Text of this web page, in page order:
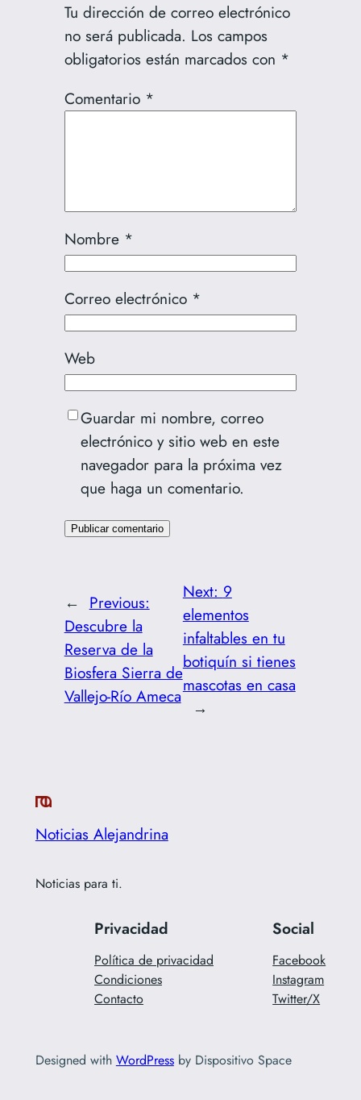
Tu dirección de correo electrónico
no será publicada. Los campos
obligatorios están marcados con *
Comentario *
Nombre *
Correo electrónico *
Web
Guardar mi nombre, correo
electrónico y sitio web en este
navegador para la próxima vez
que haga un comentario.
← Previous:
Descubre la
Reserva de la
Biosfera Sierra de
Vallejo-Río Ameca
Next: 9
elementos
infaltables en tu
botiquín si tienes
mascotas en casa
→
Noticias Alejandrina
Noticias para ti.
Privacidad
Política de privacidad
Condiciones
Contacto
Social
Facebook
Instagram
Twitter/X
Designed with WordPressby Dispositivo Space